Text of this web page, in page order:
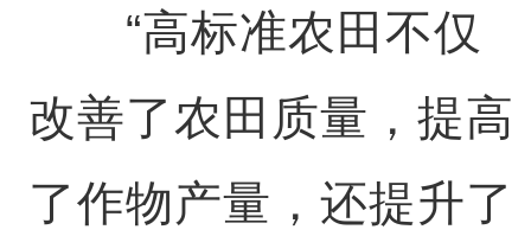
“高标准农田不仅
改善了农田质量，提高
了作物产量，还提升了